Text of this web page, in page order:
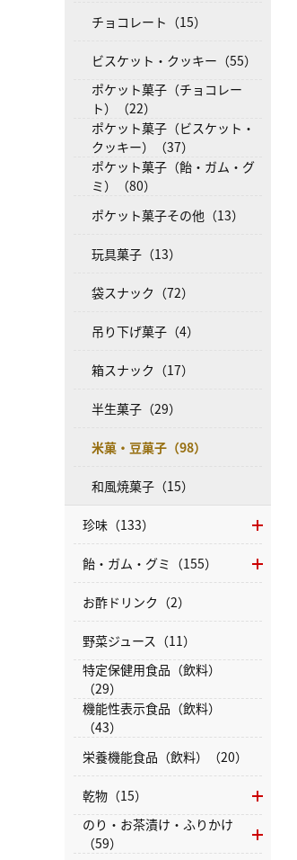
チョコレート（15）
ビスケット・クッキー（55）
ポケット菓子（チョコレー
ト）（22）
ポケット菓子（ビスケット・
クッキー）（37）
ポケット菓子（飴・ガム・グ
ミ）（80）
ポケット菓子その他（13）
玩具菓子（13）
袋スナック（72）
吊り下げ菓子（4）
箱スナック（17）
半生菓子（29）
米菓・豆菓子（98）
和風焼菓子（15）
珍味（133）
飴・ガム・グミ（155）
お酢ドリンク（2）
野菜ジュース（11）
特定保健用食品（飲料）
（29）
機能性表示食品（飲料）
（43）
栄養機能食品（飲料）（20）
乾物（15）
のり・お茶漬け・ふりかけ
（59）